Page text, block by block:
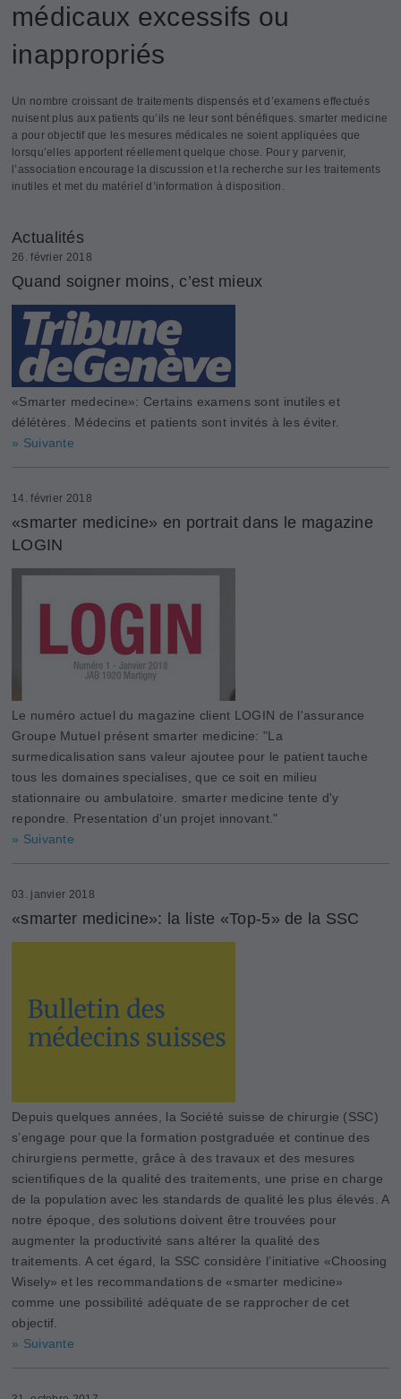
médicaux excessifs ou
inappropriés
Un nombre croissant de traitements dispensés et d’examens effectués
nuisent plus aux patients qu’ils ne leur sont bénéfiques. smarter medicine
a pour objectif que les mesures médicales ne soient appliquées que
lorsqu’elles apportent réellement quelque chose. Pour y parvenir,
l’association encourage la discussion et la recherche sur les traitements
inutiles et met du matériel d’information à disposition.
Actualités
26. février 2018
Quand soigner moins, c’est mieux
«Smarter medecine»: Certains examens sont inutiles et
délétères. Médecins et patients sont invités à les éviter.
» Suivante
14. février 2018
«smarter medicine» en portrait dans le magazine
LOGIN
Le numéro actuel du magazine client LOGIN de l'assurance
Groupe Mutuel présent smarter medicine: "La
surmedicalisation sans valeur ajoutee pour le patient tauche
tous les domaines specialises, que ce soit en milieu
stationnaire ou ambulatoire. smarter medicine tente d'y
repondre. Presentation d'un projet innovant."
» Suivante
03. janvier 2018
«smarter medicine»: la liste «Top-5» de la SSC
Depuis quelques années, la Société suisse de chirurgie (SSC)
s’engage pour que la formation postgraduée et continue des
chirurgiens permette, grâce à des travaux et des mesures
scientifiques de la qualité des traitements, une prise en charge
de la population avec les standards de qualité les plus élevés. A
notre époque, des solutions doivent être trouvées pour
augmenter la productivité sans altérer la qualité des
traitements. A cet égard, la SSC considère l’initiative «Choosing
­Wisely» et les recommandations de «smarter medicine»
comme une possibilité adéquate de se rapprocher de cet
objectif.
» Suivante